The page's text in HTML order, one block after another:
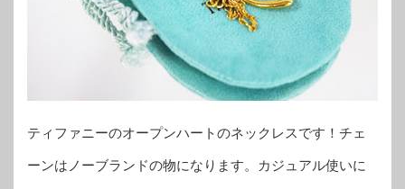
ティファニーのオープンハートのネックレスです！チェ
ーンはノーブランドの物になります。カジュアル使いに